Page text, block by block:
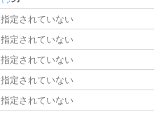
指定されていない
指定されていない
指定されていない
指定されていない
指定されていない